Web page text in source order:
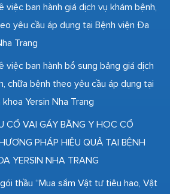
việc ban hành giá dịch vụ khám bệnh,
yêu cầu áp dụng tại Bệnh viện Đa
Trang
việc ban hành bổ sung bảng giá dịch
chữa bệnh theo yêu cầu áp dụng tại
Yersin Nha Trang
CỔ VAI GÁY BẰNG Y HỌC CỔ
PHÁP HIỆU QUẢ TẠI BỆNH
YERSIN NHA TRANG
thầu “Mua sắm Vật tư tiêu hao, Vật